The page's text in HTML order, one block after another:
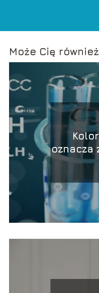
Może Cię
oznacza
jak ją